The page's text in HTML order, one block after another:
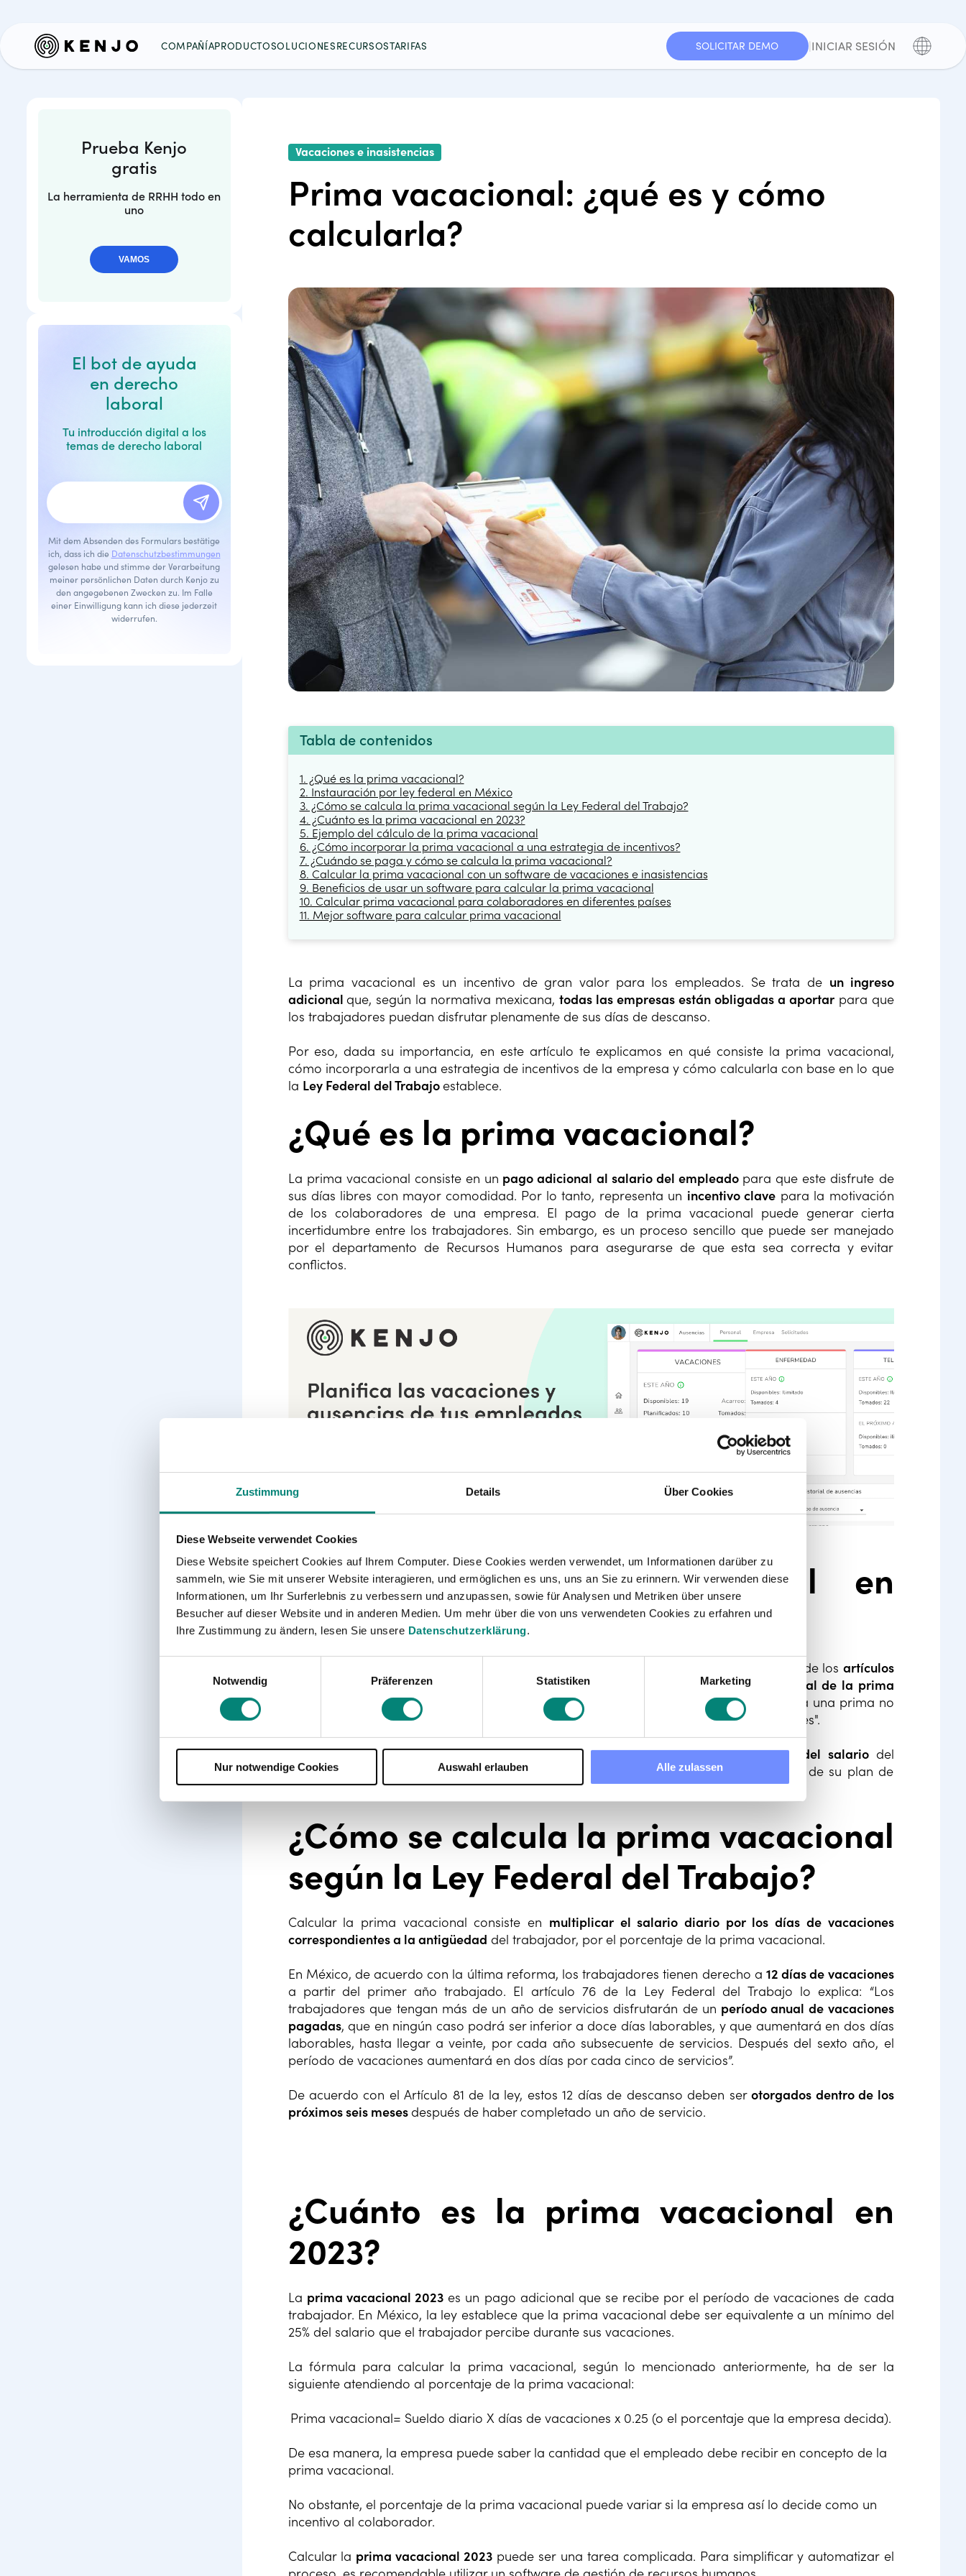
Zustimmung Details Über Cookies
Diese Webseite verwendet Cookies
Diese Website speichert Cookies auf Ihrem Computer. Diese Cookies werden verwendet, um Informationen darüber zu
sammeln, wie Sie mit unserer Website interagieren, und ermöglichen es uns, uns an Sie zu erinnern. Wir verwenden diese
Informationen, um Ihr Surferlebnis zu verbessern und anzupassen, sowie für Analysen und Metriken über unsere
Besucher auf dieser Website und in anderen Medien. Um mehr über die von uns verwendeten Cookies zu erfahren und
Ihre Zustimmung zu ändern, lesen Sie unsere Datenschutzerklärung.
Notwendig
Präferenzen Statistiken Marketing
Nur notwendige Cookies Auswahl erlauben Alle zulassen
COMPAÑÍAPRODUCTOSOLUCIONESRECURSOSTARIFAS SOLICITAR DEMO |INICIAR SESIÓN
Prueba Kenjo
gratis
La herramienta de RRHH todo en
uno
VAMOS
El bot de ayuda
en derecho
laboral
Tu introducción digital a los
temas de derecho laboral
Mit dem Absenden des Formulars bestätige
ich, dass ich die Datenschutzbestimmungen
gelesen habe und stimme der Verarbeitung
meiner persönlichen Daten durch Kenjo zu
den angegebenen Zwecken zu. Im Falle
einer Einwilligung kann ich diese jederzeit
widerrufen.
Vacaciones e inasistencias
Prima vacacional: ¿qué es y cómo
calcularla?
Tabla de contenidos
1. ¿Qué es la prima vacacional?
2. Instauración por ley federal en México
3. ¿Cómo se calcula la prima vacacional según la Ley Federal del Trabajo?
4. ¿Cuánto es la prima vacacional en 2023?
5. Ejemplo del cálculo de la prima vacacional
6. ¿Cómo incorporar la prima vacacional a una estrategia de incentivos?
7. ¿Cuándo se paga y cómo se calcula la prima vacacional?
8. Calcular la prima vacacional con un software de vacaciones e inasistencias
9. Beneficios de usar un software para calcular la prima vacacional
10. Calcular prima vacacional para colaboradores en diferentes países
11. Mejor software para calcular prima vacacional
La prima vacacional es un incentivo de gran valor para los empleados. Se trata de un ingreso
adicionalque, según la normativa mexicana,todas las empresas están obligadas a aportarpara que
los trabajadores puedan disfrutar plenamente de sus días de descanso.
Por eso, dada su importancia, en este artículo te explicamos en qué consiste la prima vacacional,
cómo incorporarla a una estrategia de incentivos de la empresa y cómo calcularla con base en lo que
la Ley Federal del Trabajo establece.
¿Qué es la prima vacacional?
La prima vacacional consiste en un pago adicional al salario del empleado para que este disfrute de
sus días libres con mayor comodidad. Por lo tanto, representa un incentivo clave para la motivación
de los colaboradores de una empresa. El pago de la prima vacacional puede generar cierta
incertidumbre entre los trabajadores. Sin embargo, es un proceso sencillo que puede ser manejado
por el departamento de Recursos Humanos para asegurarse de que esta sea correcta y evitar
conflictos.
Instauración por ley federal en
México
En México, la prima vacacional está reconocida en la Ley Federal del Trabajo a través de los artículos
. Esto significa que las empresas están obligadas a hacer elcálculo porcentual de la prima
y pagarla. El artículo 80 establece que "los trabajadores tendrán derecho a una prima no
menor del 25% sobre los salarios que les correspondan durante el período de vacaciones".
Por lo tanto,el mínimo que debe pagarsecomo prima vacacionales del 25% del salario del
trabajador. No obstante, muchas empresas pagan un porcentaje mayor como parte de su plan de
incentivos o de otras estrategias de motivación para sus empleados.
¿Cómo se calcula la prima vacacional
según la Ley Federal del Trabajo?
Calcular la prima vacacional consiste en multiplicar el salario diario por los días de vacaciones
correspondientes a la antigüedad del trabajador, por el porcentaje de la prima vacacional.
En México, de acuerdo con la última reforma, los trabajadores tienen derecho a 12 días de vacaciones
a partir del primer año trabajado. El artículo 76 de la Ley Federal del Trabajo lo explica: “Los
trabajadores que tengan más de un año de servicios disfrutarán de un período anual de vacaciones
pagadas, que en ningún caso podrá ser inferior a doce días laborables, y que aumentará en dos días
laborables, hasta llegar a veinte, por cada año subsecuente de servicios. Después del sexto año, el
período de vacaciones aumentará en dos días por cada cinco de servicios”.
De acuerdo con el Artículo 81 de la ley, estos 12 días de descanso deben serotorgados dentro de los
próximos seis mesesdespués de haber completado un año de servicio.
¿Cuánto es la prima vacacional en
2023?
La prima vacacional 2023 es un pago adicional que se recibe por el período de vacaciones de cada
trabajador. En México, la ley establece que la prima vacacional debe ser equivalente a un mínimo del
25% del salario que el trabajador percibe durante sus vacaciones.
La fórmula para calcular la prima vacacional, según lo mencionado anteriormente, ha de ser la
siguiente atendiendo al porcentaje de la prima vacacional:
Prima vacacional= Sueldo diario X días de vacaciones x 0.25 (o el porcentaje que la empresa decida).
De esa manera, la empresa puede saber la cantidad que el empleado debe recibir en concepto de la
prima vacacional.
No obstante, el porcentaje de la prima vacacional puede variar si la empresa así lo decide como un
incentivo al colaborador.
Calcular la prima vacacional 2023 puede ser una tarea complicada. Para simplificar y automatizar el